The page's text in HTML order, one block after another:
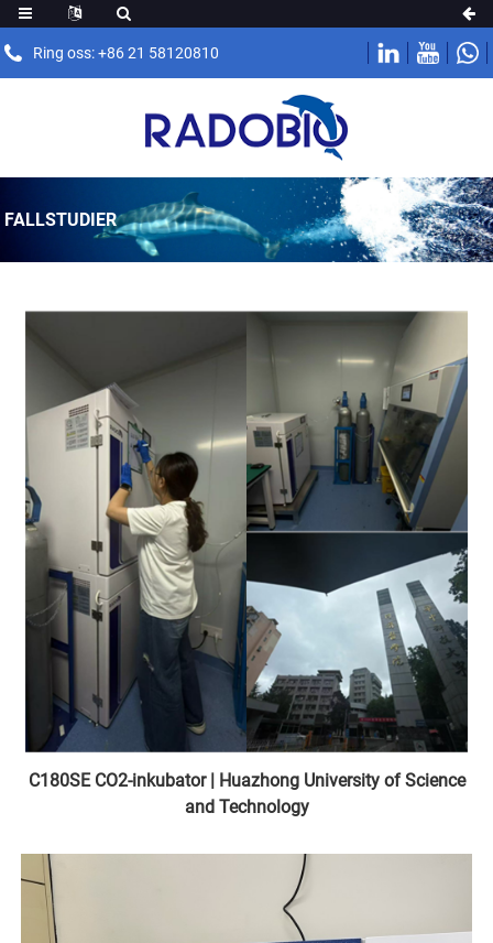
Ring oss: +86 21 58120810
FALLSTUDIER
C180SE CO2-inkubator | Huazhong University of Science
and Technology